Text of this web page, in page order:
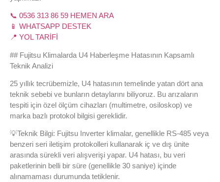
📞 0536 313 86 59 HEMEN ARA
📱 WHATSAPP DESTEK
📍 YOL TARİFİ
## Fujitsu Klimalarda U4 Haberleşme Hatasının Kapsamlı
Teknik Analizi
25 yıllık tecrübemizle, U4 hatasının temelinde yatan dört ana
teknik sebebi ve bunların detaylarını biliyoruz. Bu arızaların
tespiti için özel ölçüm cihazları (multimetre, osiloskop) ve
marka bazlı protokol bilgisi gereklidir.
💡Teknik Bilgi: Fujitsu Inverter klimalar, genellikle RS-485 veya
benzeri seri iletişim protokolleri kullanarak iç ve dış ünite
arasında sürekli veri alışverişi yapar. U4 hatası, bu veri
paketlerinin belli bir süre (genellikle 30 saniye) içinde
alınamaması durumunda tetiklenir.